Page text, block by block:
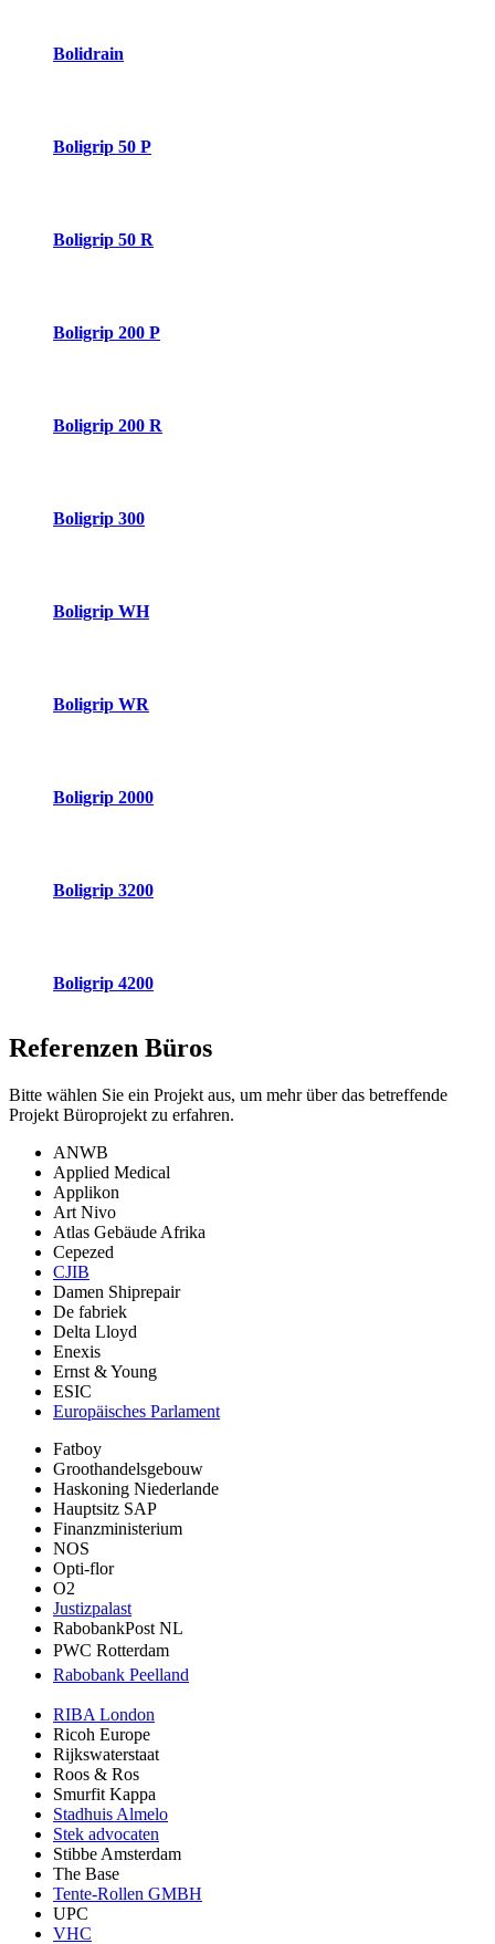
Bolidrain
Boligrip 50 P
Boligrip 50 R
Boligrip 200 P
Boligrip 200 R
Boligrip 300
Boligrip WH
Boligrip WR
Boligrip 2000
Boligrip 3200
Boligrip 4200
Referenzen Büros
Bitte wählen Sie ein Projekt aus, um mehr über das betreffende
Projekt Büroprojekt zu erfahren.
ANWB
Applied Medical
Applikon
Art Nivo
Atlas Gebäude Afrika
Cepezed
CJIB
Damen Shiprepair
De fabriek
Delta Lloyd
Enexis
Ernst & Young
ESIC
Europäisches Parlament
Fatboy
Groothandelsgebouw
Haskoning Niederlande
Hauptsitz SAP
Finanzministerium
NOS
Opti-flor
O2
Justizpalast
RabobankPost NL
PWC Rotterdam
Rabobank Peelland
RIBA London
Ricoh Europe
Rijkswaterstaat
Roos & Ros
Smurfit Kappa
Stadhuis Almelo
Stek advocaten
Stibbe Amsterdam
The Base
Tente-Rollen GMBH
UPC
VHC